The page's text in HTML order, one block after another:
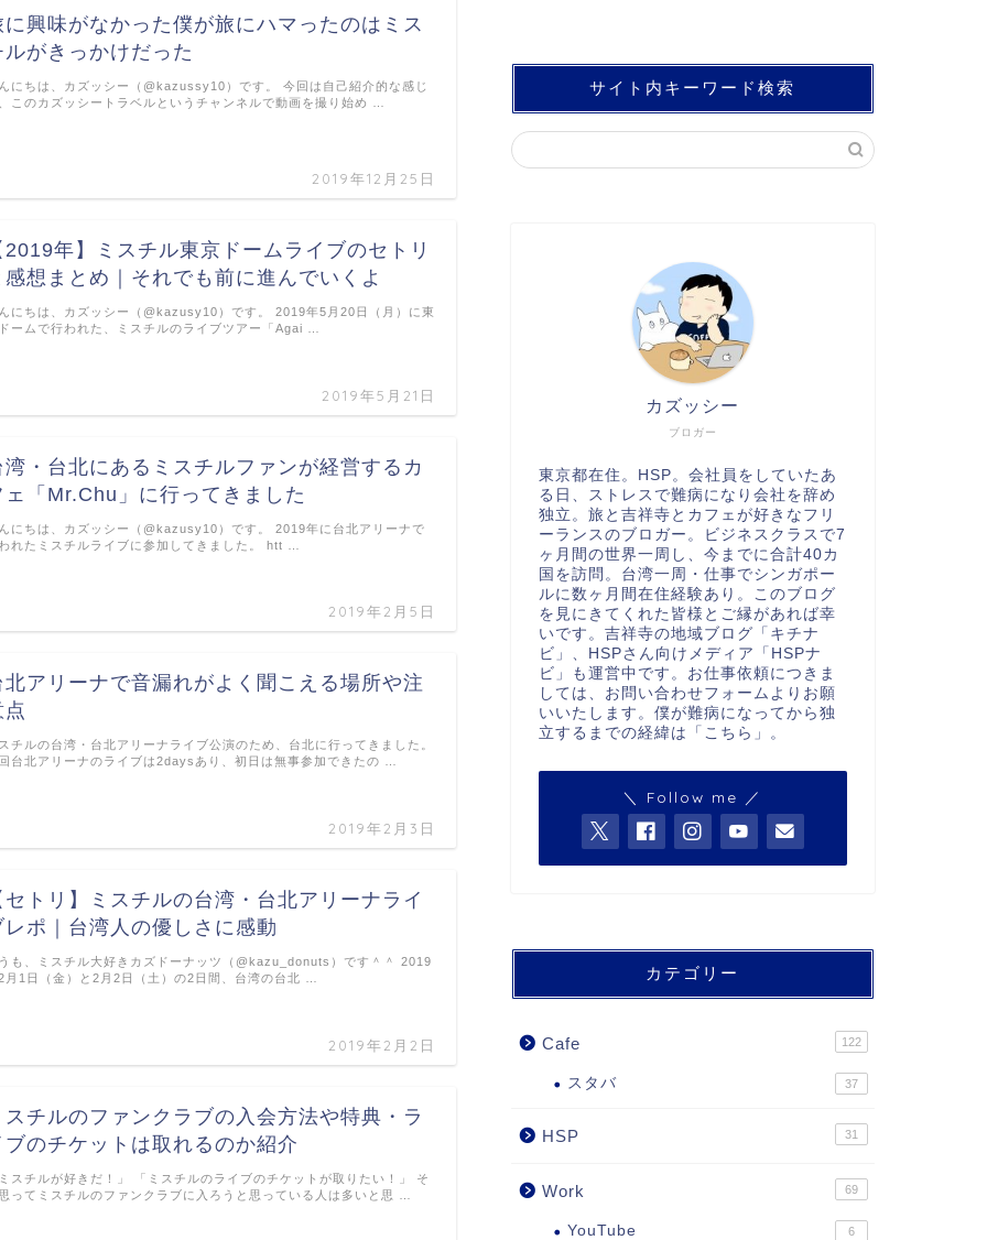
に興味がなかった僕が旅にハマったのはミス
ルがきっかけだった
2019年12月25日
にちは、カズッシー（@kazussy10）です。 今回は自己紹介的な感じ
このカズッシートラベルというチャンネルで動画を撮り始め …
2019年】ミスチル東京ドームライブのセトリ
感想まとめ｜それでも前に進んでいくよ
2019年5月21日
にちは、カズッシー（@kazusy10）です。 2019年5月20日（月）に東
ームで行われた、ミスチルのライブツアー「Agai …
湾・台北にあるミスチルファンが経営するカ
ェ「Mr.Chu」に行ってきました
2019年2月5日
にちは、カズッシー（@kazusy10）です。 2019年に台北アリーナで
れたミスチルライブに参加してきました。 htt …
北アリーナで音漏れがよく聞こえる場所や注
点
2019年2月3日
チルの台湾・台北アリーナライブ公演のため、台北に行ってきました。
台北アリーナのライブは2daysあり、初日は無事参加できたの …
セトリ】ミスチルの台湾・台北アリーナライ
レポ｜台湾人の優しさに感動
2019年2月2日
も、ミスチル大好きカズドーナッツ（@kazu_donuts）です＾＾ 2019
月1日（金）と2月2日（土）の2日間、台湾の台北 …
スチルのファンクラブの入会方法や特典・ラ
ブのチケットは取れるのか紹介
スチルが好きだ！」 「ミスチルのライブのチケットが取りたい！」 そ
ってミスチルのファンクラブに入ろうと思っている人は多いと思 …
サイト内キーワード検索
ブロガー
カズッシー
東京都在住。HSP。会社員をしていたあ
る日、ストレスで難病になり会社を辞め
独立。旅と吉祥寺とカフェが好きなフリ
ーランスのブロガー。ビジネスクラスで7
ヶ月間の世界一周し、今までに合計40カ
国を訪問。台湾一周・仕事でシンガポー
ルに数ヶ月間在住経験あり。このブログ
を見にきてくれた皆様とご縁があれば幸
いです。吉祥寺の地域ブログ「キチナ
ビ」、HSPさん向けメディア「HSPナ
ビ」も運営中です。お仕事依頼につきま
しては、お問い合わせフォームよりお願
いいたします。僕が難病になってから独
立するまでの経緯は「 こちら 」。
＼ Follow me ／
カテゴリー
Cafe 122
スタバ 37
HSP 31
Work 69
YouTube 6